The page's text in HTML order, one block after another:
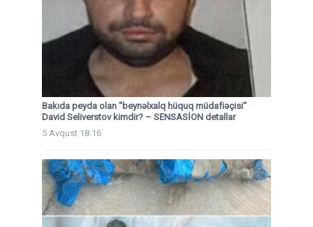
Bakıda peyda olan "beynəlxalq hüquq müdafiəçisi"
David Seliverstov kimdir? – SENSASİON detallar
5 Avqust 18:16